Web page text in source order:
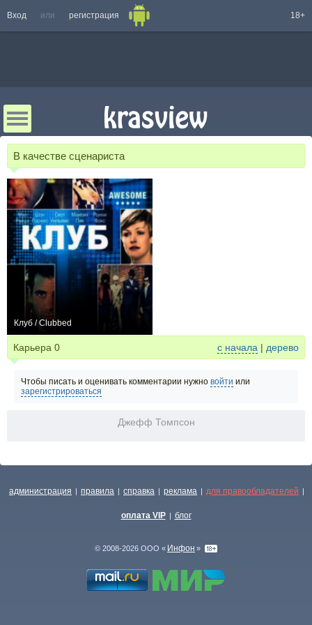
Вход или регистрация 18+
В качестве сценариста
Клуб / Clubbed
Карьера 0 с начала | дерево
Чтобы писать и оценивать комментарии нужно войти или
зарегистрироваться
Джефф Томпсон
администрация | правила | справка | реклама | для правообладателей |
оплата VIP | блог
© 2008-2026 ООО « Инфон »